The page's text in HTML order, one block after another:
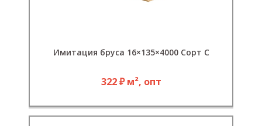
Имитация бруса 16×135×4000 Сорт С
322 ₽ м², опт